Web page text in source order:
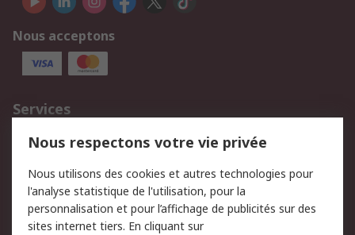
Nous acceptons
Services
750.000 produits
2.500 marques
Retours
Support technique
Track & trace
Nous respectons votre vie privée
Nous utilisons des cookies et autres technologies pour
l'analyse statistique de l'utilisation, pour la
personnalisation et pour l’affichage de publicités sur des
sites internet tiers. En cliquant sur